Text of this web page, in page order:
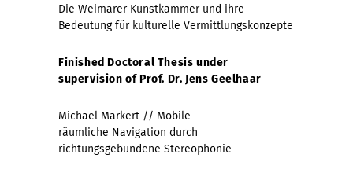
Die Weimarer Kunstkammer und ihre
Bedeutung für kulturelle Vermittlungskonzepte
Finished Doctoral Thesisunder
supervision of Prof. Dr. Jens Geelhaar
Michael Markert // Mobile
räumliche Navigation durch
richtungsgebundene Stereophonie